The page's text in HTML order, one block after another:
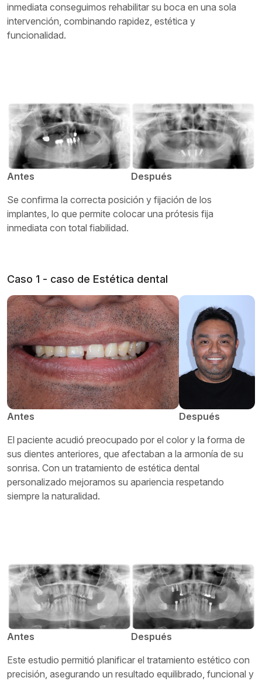
inmediata conseguimos rehabilitar su boca en una sola
intervención, combinando rapidez, estética y
funcionalidad.
Antes
Después
Se confirma la correcta posición y fijación de los
implantes, lo que permite colocar una prótesis fija
inmediata con total fiabilidad.
Caso 1 - caso de Estética dental
Antes
Después
El paciente acudió preocupado por el color y la forma de
sus dientes anteriores, que afectaban a la armonía de su
sonrisa. Con un tratamiento de estética dental
personalizado mejoramos su apariencia respetando
siempre la naturalidad.
Antes
Después
Este estudio permitió planificar el tratamiento estético con
precisión, asegurando un resultado equilibrado, funcional y